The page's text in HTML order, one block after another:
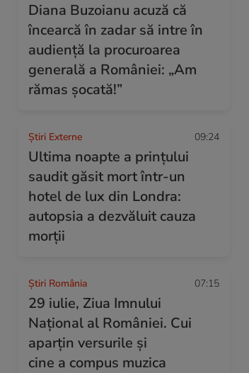
Diana Buzoianu acuză că
încearcă în zadar să intre în
audiență la procuroarea
generală a României: „Am
rămas șocată!”
Știri Externe 09:24
Ultima noapte a prințului
saudit găsit mort într-un
hotel de lux din Londra:
autopsia a dezvăluit cauza
morții
Știri România 07:15
29 iulie, Ziua Imnului
Național al României. Cui
aparțin versurile și
cine a compus muzica